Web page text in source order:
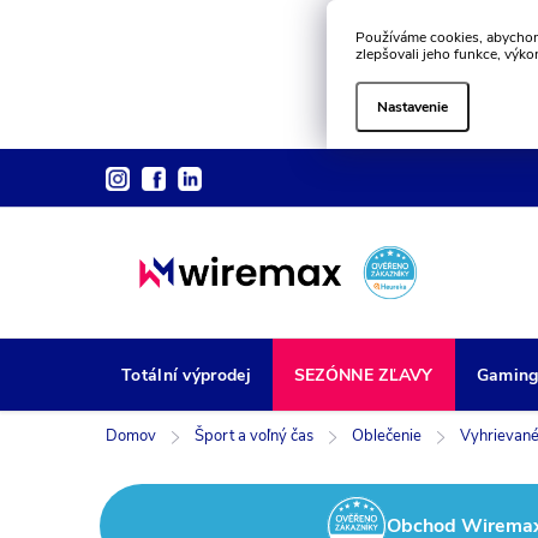
Používáme cookies,
zlepšovali jeho funkce,
Nastavenie
Totální výprodej SEZÓNNE ZĽAVY Gaming
Domov Šport a voľný čas Oblečenie
Obchod